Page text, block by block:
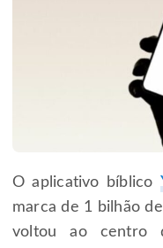
O aplicativo bíblico
marca de 1 bilhão
voltou ao centro